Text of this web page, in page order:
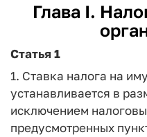
Глава I.
Статья 1
1. Ставка налога на
устанавливается в
исключением
предусмотренных